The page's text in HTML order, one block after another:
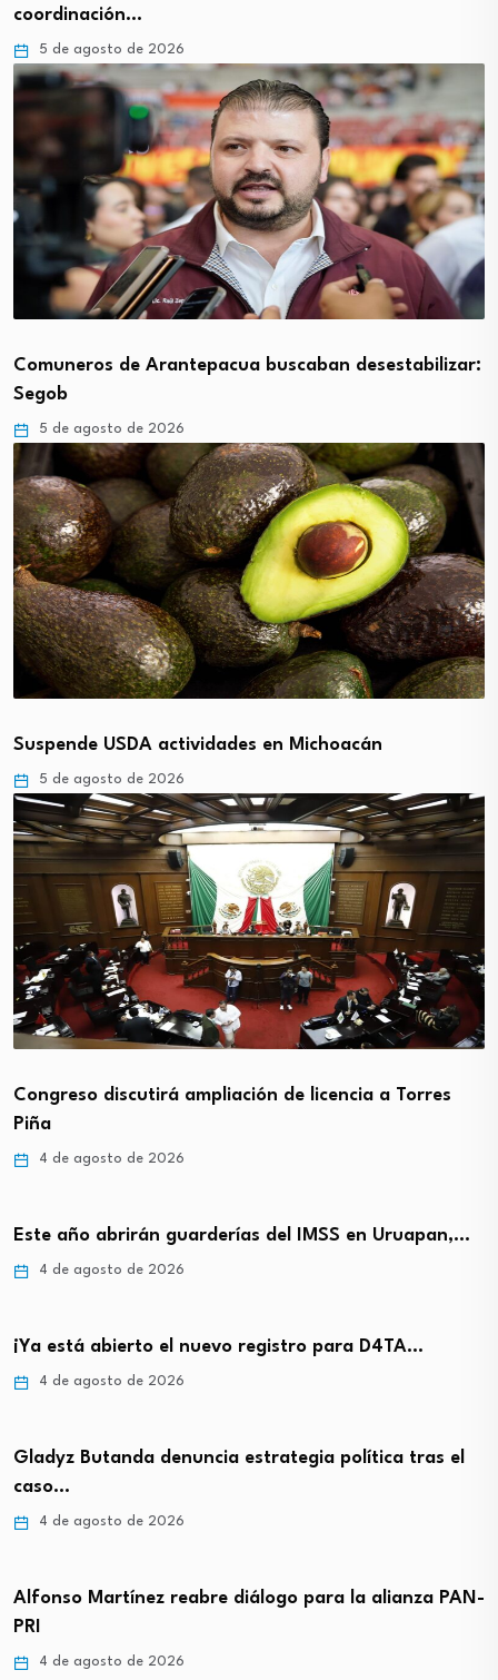
coordinación…
5 de agosto de 2026
Comuneros de Arantepacua buscaban desestabilizar:
Segob
5 de agosto de 2026
Suspende USDA actividades en Michoacán
5 de agosto de 2026
Congreso discutirá ampliación de licencia a Torres
Piña
4 de agosto de 2026
Este año abrirán guarderías del IMSS en Uruapan,…
4 de agosto de 2026
¡Ya está abierto el nuevo registro para D4TA…
4 de agosto de 2026
Gladyz Butanda denuncia estrategia política tras el
caso…
4 de agosto de 2026
Alfonso Martínez reabre diálogo para la alianza PAN-
PRI
4 de agosto de 2026